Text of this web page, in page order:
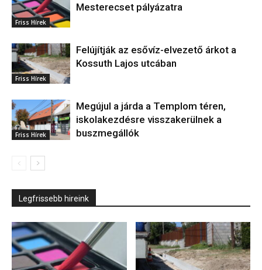
Friss Hírek
Mesterecset pályázatra
Friss Hírek
Felújítják az esővíz-elvezető árkot a
Kossuth Lajos utcában
Friss Hírek
Megújul a járda a Templom téren,
iskolakezdésre visszakerülnek a
buszmegállók
Legfrissebb hireink